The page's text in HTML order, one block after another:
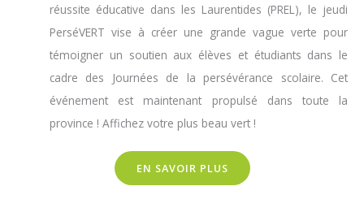
réussite éducative dans les Laurentides (PREL), le jeudi
PerséVERT vise à créer une grande vague verte pour
témoigner un soutien aux élèves et étudiants dans le
cadre des Journées de la persévérance scolaire. Cet
événement est maintenant propulsé dans toute la
province ! Affichez votre plus beau vert !
EN SAVOIR PLUS